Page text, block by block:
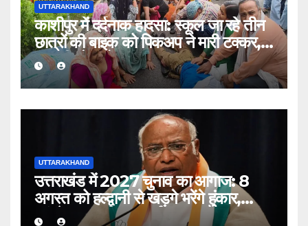
UTTARAKHAND
काशीपुर में दर्दनाक हादसा: स्कूल जा रहे तीन
छात्रों की बाइक को पिकअप ने मारी टक्कर,
एक की मौत, दो घायल
UTTARAKHAND
उत्तराखंड में 2027 चुनाव का आगाज: 8
अगस्त को हल्द्वानी से खड़गे भरेंगे हुंकार,
कांग्रेस का शक्ति प्रदर्शन